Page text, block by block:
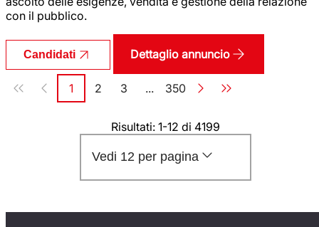
con il pubblico.
Candidati Dettaglio annuncio
Paginazione
Pagina
1 Pagina
2 Pagina
3 ... Pagina
350
Risultati: 1-12 di 4199
Vedi 12 per pagina